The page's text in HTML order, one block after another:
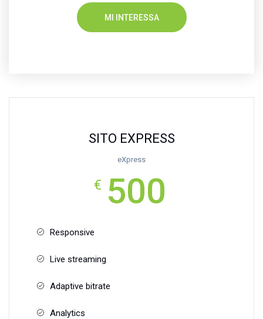
MI INTERESSA
SITO EXPRESS
eXpress
€ 500
Responsive
Live streaming
Adaptive bitrate
Analytics